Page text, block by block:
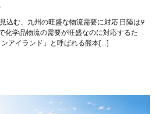
込む、九州の旺盛な物流需要に対応 日陸は9
化学品物流の需要が旺盛なのに対応するた
アイランド」と呼ばれる熊本[…]